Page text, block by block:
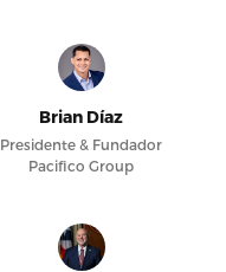
Brian Díaz
Presidente & Fundador
Pacifico Group